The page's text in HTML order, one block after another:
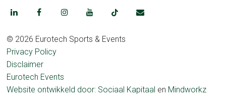
© 2026 Eurotech Sports & Events
Privacy Policy
Disclaimer
Eurotech Events
Website ontwikkeld door: Sociaal Kapitaal en Mindworkz